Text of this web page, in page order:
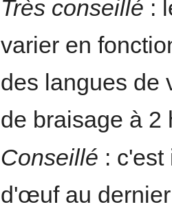
Très conseillé :
varier en
des langues de
de braisage à 2
Conseillé :
d'œuf au